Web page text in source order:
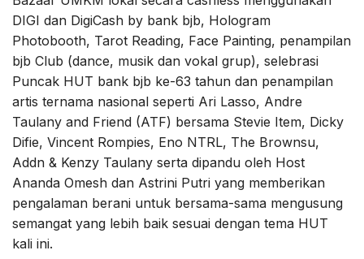
DIGI dan DigiCash by bank bjb, Hologram
Photobooth, Tarot Reading, Face Painting, penampilan
bjb Club (dance, musik dan vokal grup), selebrasi
Puncak HUT bank bjb ke-63 tahun dan penampilan
artis ternama nasional seperti Ari Lasso, Andre
Taulany and Friend (ATF) bersama Stevie Item, Dicky
Difie, Vincent Rompies, Eno NTRL, The Brownsu,
Addn & Kenzy Taulany serta dipandu oleh Host
Ananda Omesh dan Astrini Putri yang memberikan
pengalaman berani untuk bersama-sama mengusung
semangat yang lebih baik sesuai dengan tema HUT
kali ini.